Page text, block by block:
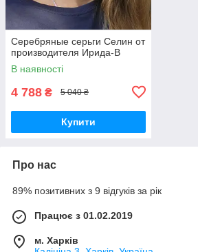
Серебряные серьги Селин от
производителя Ирида-В
В наявності
4 788 ₴ 5 040 ₴
Купити
Про нас
89% позитивних з 9 відгуків за рік
Працює з 01.02.2019
м. Харків